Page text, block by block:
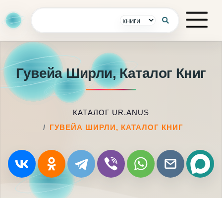
Гувейа Ширли, Каталог Книг
КАТАЛОГ UR.ANUS
ГУВЕЙА ШИРЛИ, КАТАЛОГ КНИГ